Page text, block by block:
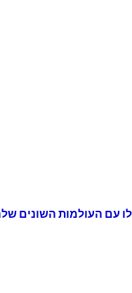
עם העולמות השונים